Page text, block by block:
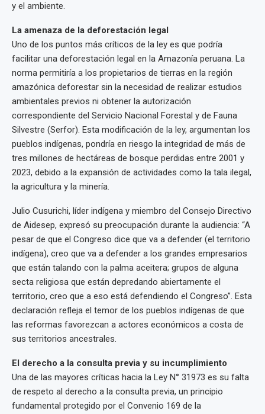
y el ambiente.
La amenaza de la deforestación legal
Uno de los puntos más críticos de la ley es que podría
facilitar una deforestación legal en la Amazonía peruana. La
norma permitiría a los propietarios de tierras en la región
amazónica deforestar sin la necesidad de realizar estudios
ambientales previos ni obtener la autorización
correspondiente del Servicio Nacional Forestal y de Fauna
Silvestre (Serfor). Esta modificación de la ley, argumentan los
pueblos indígenas, pondría en riesgo la integridad de más de
tres millones de hectáreas de bosque perdidas entre 2001 y
2023, debido a la expansión de actividades como la tala ilegal,
la agricultura y la minería.
Julio Cusurichi, líder indígena y miembro del Consejo Directivo
de Aidesep, expresó su preocupación durante la audiencia: “A
pesar de que el Congreso dice que va a defender (el territorio
indígena), creo que va a defender a los grandes empresarios
que están talando con la palma aceitera; grupos de alguna
secta religiosa que están depredando abiertamente el
territorio, creo que a eso está defendiendo el Congreso”. Esta
declaración refleja el temor de los pueblos indígenas de que
las reformas favorezcan a actores económicos a costa de
sus territorios ancestrales.
El derecho a la consulta previa y su incumplimiento
Una de las mayores críticas hacia la Ley N° 31973 es su falta
de respeto al derecho a la consulta previa, un principio
fundamental protegido por el Convenio 169 de la